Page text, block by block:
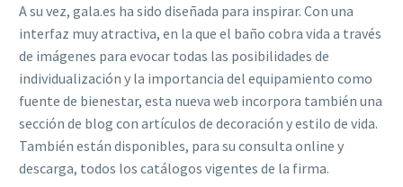
A su vez, gala.es ha sido diseñada para inspirar. Con una
interfaz muy atractiva, en la que el baño cobra vida a través
de imágenes para evocar todas las posibilidades de
individualización y la importancia del equipamiento como
fuente de bienestar, esta nueva web incorpora también una
sección de blog con artículos de decoración y estilo de vida.
También están disponibles, para su consulta online y
descarga, todos los catálogos vigentes de la firma.